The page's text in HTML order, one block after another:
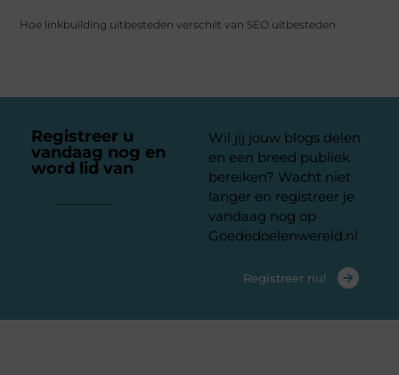
Hoe linkbuilding uitbesteden verschilt van SEO uitbesteden
Registreer u
vandaag nog en
word lid van
Wil jij jouw blogs delen
en een breed publiek
bereiken? Wacht niet
langer en registreer je
vandaag nog op
Goededoelenwereld.nl
Registreer nu!